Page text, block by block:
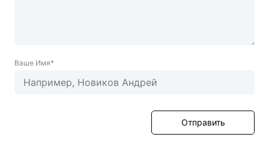
Ваше Имя*
Отправить